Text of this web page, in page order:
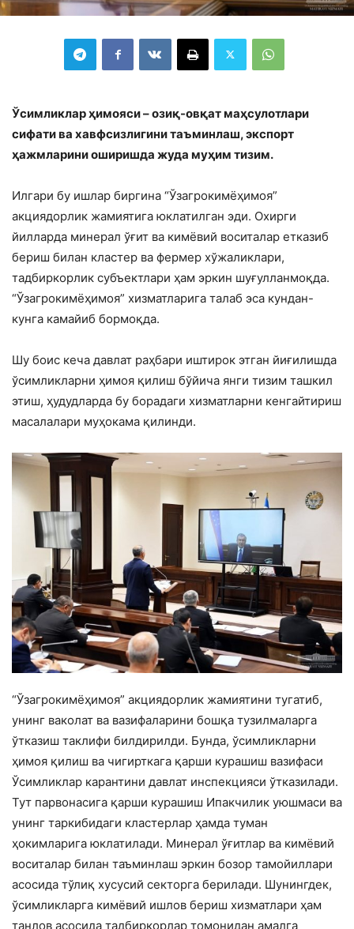
Ўсимликлар ҳимояси – озиқ-овқат маҳсулотлари
сифати ва хавфсизлигини таъминлаш, экспорт
ҳажмларини оширишда жуда муҳим тизим.
Илгари бу ишлар биргина “Ўзагрокимёҳимоя”
акциядорлик жамиятига юклатилган эди. Охирги
йилларда минерал ўғит ва кимёвий воситалар етказиб
бериш билан кластер ва фермер хўжаликлари,
тадбиркорлик субъектлари ҳам эркин шуғулланмоқда.
“Ўзагрокимёҳимоя” хизматларига талаб эса кундан-
кунга камайиб бормоқда.
Шу боис кеча давлат раҳбари иштирок этган йиғилишда
ўсимликларни ҳимоя қилиш бўйича янги тизим ташкил
этиш, ҳудудларда бу борадаги хизматларни кенгайтириш
масалалари муҳокама қилинди.
“Ўзагрокимёҳимоя” акциядорлик жамиятини тугатиб,
унинг ваколат ва вазифаларини бошқа тузилмаларга
ўтказиш таклифи билдирилди. Бунда, ўсимликларни
ҳимоя қилиш ва чигирткага қарши курашиш вазифаси
Ўсимликлар карантини давлат инспекцияси ўтказилади.
Тут парвонасига қарши курашиш Ипакчилик уюшмаси ва
унинг таркибидаги кластерлар ҳамда туман
ҳокимларига юклатилади. Минерал ўғитлар ва кимёвий
воситалар билан таъминлаш эркин бозор тамойиллари
асосида тўлиқ хусусий секторга берилади. Шунингдек,
ўсимликларга кимёвий ишлов бериш хизматлари ҳам
танлов асосида тадбиркорлар томонидан амалга